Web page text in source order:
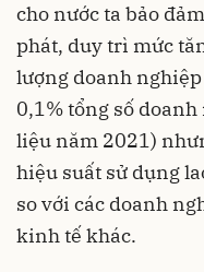
cho nước ta bảo
phát, duy trì mức
lượng doanh
0,1% tổng số
liệu năm 2021)
hiệu suất sử dụng
so với các doanh
kinh tế khác.